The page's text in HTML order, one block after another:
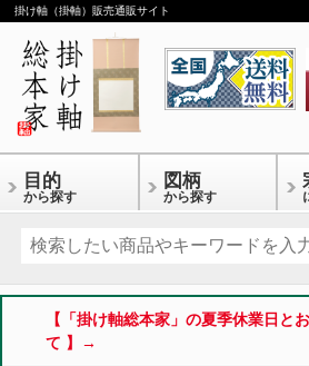
掛け軸（掛軸）販売通販サイト
目的
から探す
図柄
から探す
【「掛け軸総本家」の夏季休業日と
て 】→